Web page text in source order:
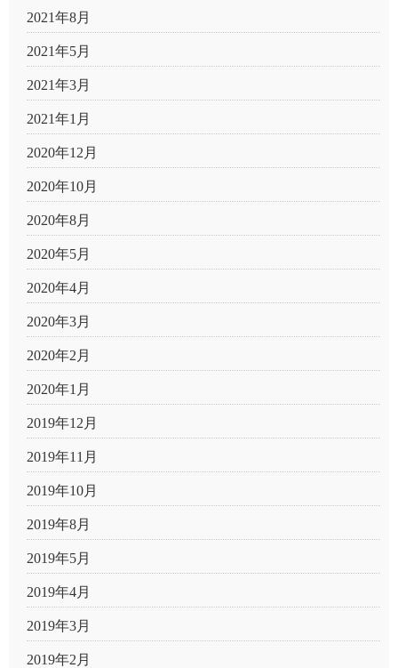
2021年8月
2021年5月
2021年3月
2021年1月
2020年12月
2020年10月
2020年8月
2020年5月
2020年4月
2020年3月
2020年2月
2020年1月
2019年12月
2019年11月
2019年10月
2019年8月
2019年5月
2019年4月
2019年3月
2019年2月